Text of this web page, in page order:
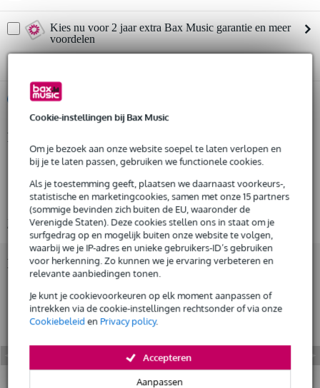
Cookie-instellingen bij Bax Music
Om je bezoek aan onze website soepel te laten verlopen en
bij je te laten passen, gebruiken we functionele cookies.
Als je toestemming geeft, plaatsen we daarnaast voorkeurs-,
statistische en marketingcookies, samen met onze 15 partners
(sommige bevinden zich buiten de EU, waaronder de
Verenigde Staten). Deze cookies stellen ons in staat om je
surfgedrag op en mogelijk buiten onze website te volgen,
waarbij we je IP-adres en unieke gebruikers-ID’s gebruiken
voor herkenning. Zo kunnen we je ervaring verbeteren en
relevante aanbiedingen tonen.
Je kunt je cookievoorkeuren op elk moment aanpassen of
intrekken via de cookie-instellingen rechtsonder of via onze
Cookiebeleiden Privacy policy.
Aanpassen
Accepteren
Kies nu voor 2 jaar extra Bax Music garantie en meer
voordelen
Huur dit product
Huur meerdere producten tegelijk: min. € 300,- en max.
€ 2.500,-
Gratisthuisbezorgd of op te halen in de winkel
Al na 4 maanden maandelijks opzegbaar
De mogelijkheid om je product(en) met korting te kopen
Snelle vervanging door Bax Music bij een defect
Huur dit product
Productinformatie
materiaal: aluminium
legering: EN AW-6082 T6
truss-serie: Altura FA34
Bekijk alle productspecificaties
Bekijk ook eens (10)